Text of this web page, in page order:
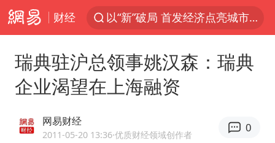
财经
以“新”破局 首发经济点亮城市消费活力
台风白海豚登陆地点更新
看守所辅警收受10万获刑1年
吉林一“温度计大楼”读数爆表
瑞典驻沪总领事姚汉森：瑞典
企业渴望在上海融资
网易财经
2011-05-20 13:36·优质财经领域创作者
0